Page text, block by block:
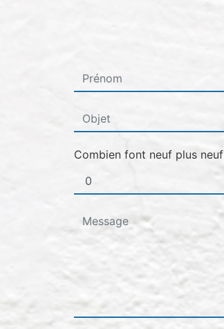
Combien font neuf plus neuf